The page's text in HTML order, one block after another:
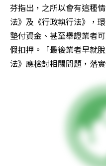
芬指出，之所以會有這種
法》及《行政執行法》，
墊付資金、甚至舉證業者
假扣押。「最後業者早就
法》應檢討相關問題，落